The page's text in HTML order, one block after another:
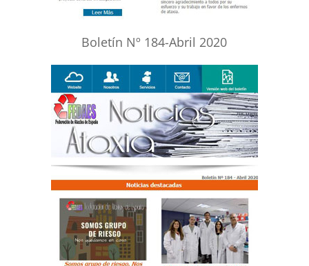
Boletín Nº 184-Abril 2020